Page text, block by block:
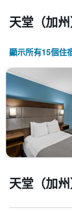
各
天
表
條
Y
軸，
顯
示
房
間
的
均
價
天堂（加
顯示所有15​個住
天堂（加